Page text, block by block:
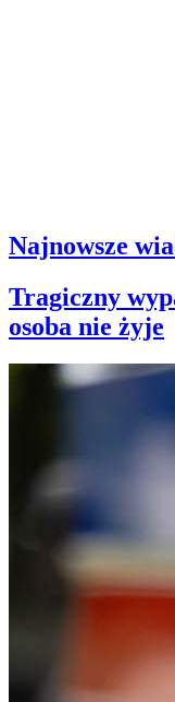
Najnowsze
Tragiczny
osoba nie żyje